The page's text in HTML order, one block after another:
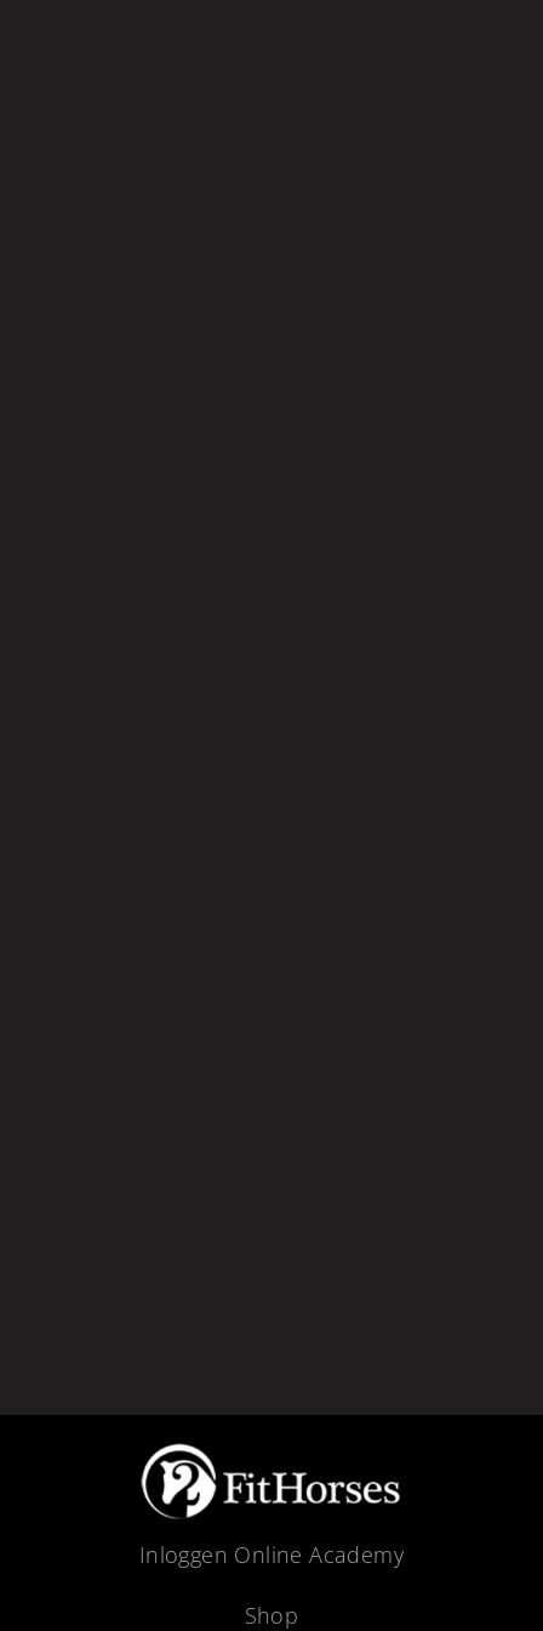
Inloggen Online Academy
Shop